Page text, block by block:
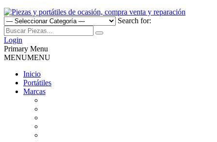
Piezas y portátiles de ocasión,
compra venta y reparación
Todo lo que necesitas para reparar tu portatil, Pantallas, Teclas,
Teclados, Baterías, Carcasas, Placas, Gráficas, Procesadores,
Ventiladores
Search for:
Login
Primary Menu
MENUMENU
Inicio
Portátiles
Marcas